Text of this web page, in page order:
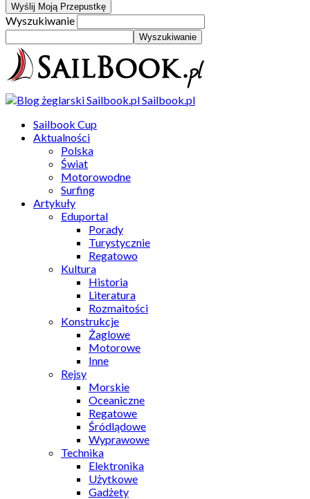
Wyszukiwanie
Sailbook.pl
Sailbook Cup
Aktualności
Polska
Świat
Motorowodne
Surfing
Artykuły
Eduportal
Porady
Turystycznie
Regatowo
Kultura
Historia
Literatura
Rozmaitości
Konstrukcje
Żaglowe
Motorowe
Inne
Rejsy
Morskie
Oceaniczne
Regatowe
Śródlądowe
Wyprawowe
Technika
Elektronika
Użytkowe
Gadżety